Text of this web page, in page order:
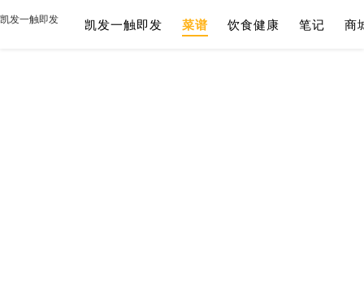
凯发一触即发 凯发一触即发 菜谱 饮食健康 笔记 商